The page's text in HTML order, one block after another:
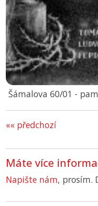
Šámalova 60/01 -
«« předchozí
Máte více
Napište nám, prosím.